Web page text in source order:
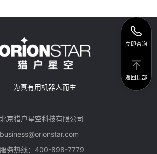
立即咨询
返回顶部
为真有用机器人而生
北京猎户星空科技有限公司
business@orionstar.com
服务热线：400-898-7779